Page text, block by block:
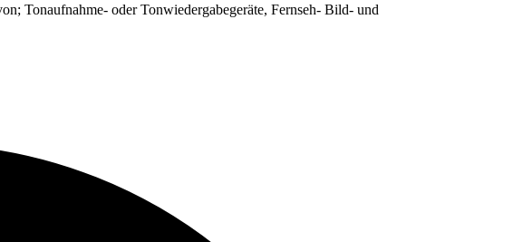
Tonaufnahme- oder Tonwiedergabegeräte, Fernseh- Bild- und